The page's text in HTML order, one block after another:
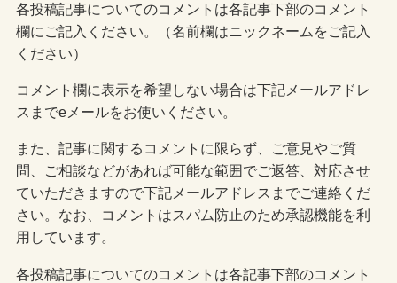
各投稿記事についてのコメントは各記事下部のコメント
欄にご記入ください。（名前欄はニックネームをご記入
ください）
コメント欄に表示を希望しない場合は下記メールアドレ
スまでeメールをお使いください。
また、記事に関するコメントに限らず、ご意見やご質
問、ご相談などがあれば可能な範囲でご返答、対応させ
ていただきますので下記メールアドレスまでご連絡くだ
さい。なお、コメントはスパム防止のため承認機能を利
用しています。
各投稿記事についてのコメントは各記事下部のコメント